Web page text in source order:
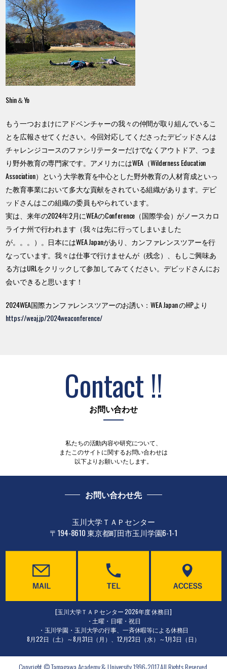
Shin＆Yo
もう一つおまけにアドベンチャーの我々の仲間が取り組んでいるこ
とを広報させてください。今回対応してくださったデビッドさんは
チャレンジコースのファシリテーターだけでなくアウトドア、つま
り野外教育の専門家です。アメリカにはWEA（Wilderness Education
Association）という大学教育を中心とした野外教育の人材育成といっ
た教育事業において多大な貢献をされている組織があります。デビ
ッドさんはこの組織の委員もやられています。
実は、来年の2024年2月にWEAのConference（国際学会）がノースカロ
ライナ州で行われます（我々は先に行ってしまいました
が。。。）。日本にはWEA Japanがあり、カンファレンスツアーを行
なっています。我々は仕事で行けませんが（残念）、もしご興味あ
る方はURLをクリックして参加してみてください。デビッドさんにお
会いできると思います！
2024WEA国際カンファレンスツアーのお誘い：WEA Japan のHPより
https://weaj.jp/2024weaconference/
Contact !!
お問い合わせ
私たちの活動内容や研究について、
またこのサイトに関するお問い合わせは
以下よりお願いいたします。
お問い合わせ先
玉川大学ＴＡＰセンター
〒194-8610 東京都町田市玉川学園6-1-1
[玉川大学ＴＡＰセンター 2026年度 休務日]
・土曜・日曜・祝日
・玉川学園・玉川大学の行事、一斉休暇等による休務日
8月22日（土）～8月31日（月）、12月23日（水）～1月3日（日）
Copyright © Tamagawa Academy & University 1996-2017 All Rights Reserved.